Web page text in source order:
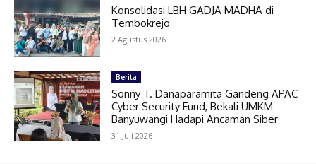
Konsolidasi LBH GADJA MADHA di
Tembokrejo
2 Agustus 2026
Berita
Sonny T. Danaparamita Gandeng APAC
Cyber Security Fund, Bekali UMKM
Banyuwangi Hadapi Ancaman Siber
31 Juli 2026